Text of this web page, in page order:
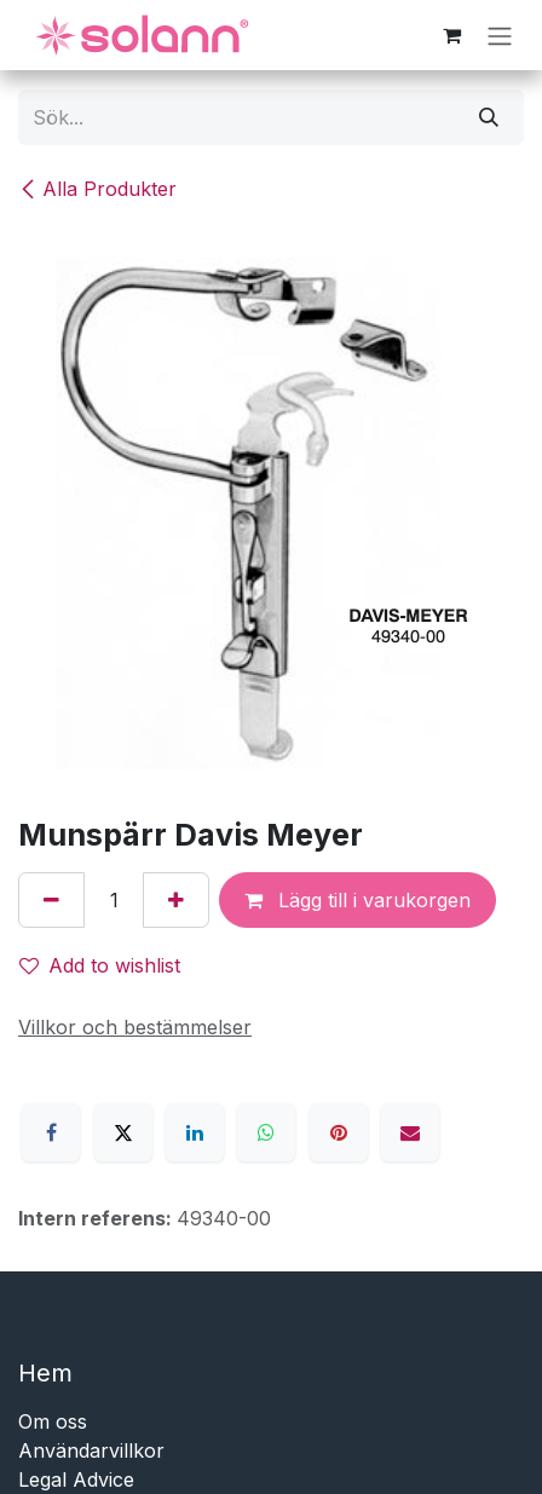
Hoppa till innehåll
Alla Produkter
Munspärr Davis Meyer
Lägg till i varukorgen
Add to wishlist
Villkor och bestämmelser
Intern referens: 49340-00
Hem​​
Om oss
Användarvillkor
Legal Advice